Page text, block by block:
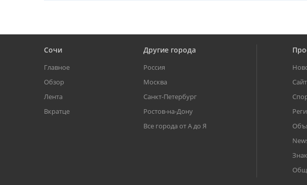
Сочи
Главное
Обзор
Лента
Вкратце
Другие города
Россия
Москва
Санкт-Петербург
Ростов-на-Дону
Все города от А до Я